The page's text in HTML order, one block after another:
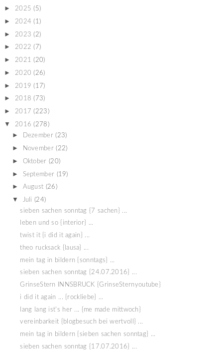
► 2025 (5)
► 2024 (1)
► 2023 (2)
► 2022 (7)
► 2021 (20)
► 2020 (26)
► 2019 (17)
► 2018 (73)
► 2017 (223)
▼ 2016 (278)
► Dezember (23)
► November (22)
► Oktober (20)
► September (19)
► August (26)
▼ Juli (24)
sieben sachen sonntag {7 sachen} ...
leben und so {interior} ...
twist it {i did it again} ...
theo rucksack {lausa} ...
mein tag in bildern {sonntags} ...
sieben sachen sonntag {24.07.2016} ...
GrinseStern INNSBRUCK {GrinseSternyoutube}
i did it again ... {rockliebe} ...
lang lang ist's her ... {me made mittwoch}
vereinbarkeit {blogbesuch bei wertvoll} ...
mein tag in bildern {sieben sachen sonntag} ...
sieben sachen sonntag {17.07.2016} ...